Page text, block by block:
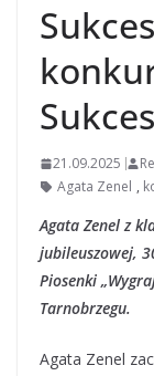
21.09.2025
Agata Zenel ,
Agata Zenel z
jubileuszowej,
Piosenki
Tarnobrzegu.
Agata Zenel